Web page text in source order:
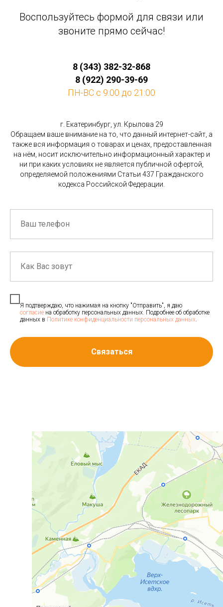
Воспользуйтесь формой для связи или
звоните прямо сейчас!
8 (343) 382-32-868
8 (922) 290-39-69
ПН-ВС с 9:00 до 21:00
г. Екатеринбург, ул. Крылова 29
Обращаем ваше внимание на то, что данный интернет-сайт, а
также вся информация о товарах и ценах, предоставленная
на нём, носит исключительно информационный характер и
ни при каких условиях не является публичной офертой,
определяемой положениями Статьи 437 Гражданского
кодекса Российской Федерации.
Я подтверждаю, что нажимая на кнопку "Отправить", я даю
согласие на обработку персональных данных. Подробнее об обработке
данных в Политике конфиденциальности персональных данных.
Связаться